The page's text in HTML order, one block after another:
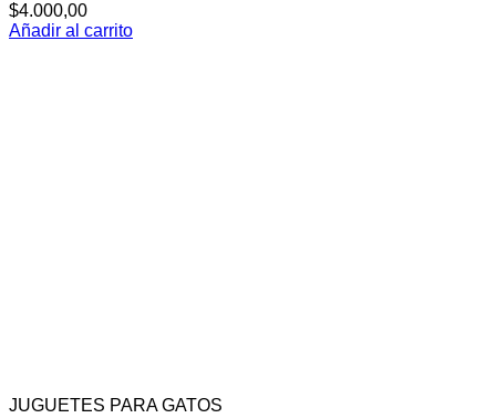
$4.000,00
Añadir al carrito
JUGUETES PARA GATOS